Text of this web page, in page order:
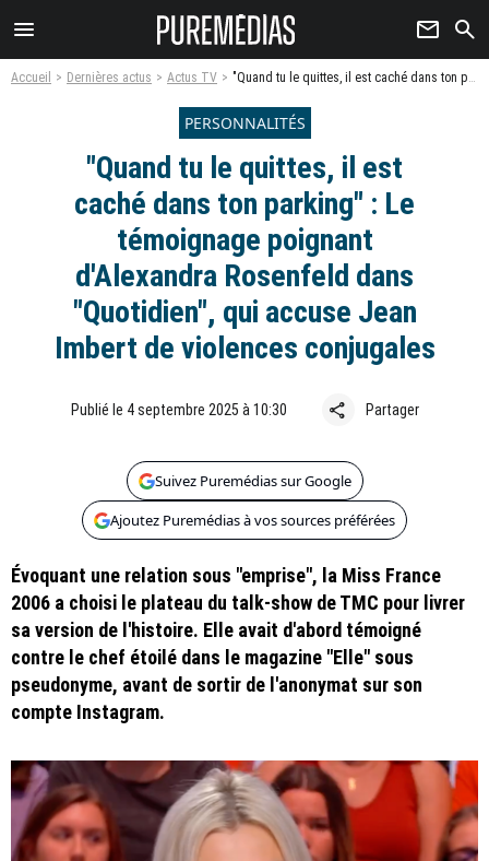
menu newsletter search
Accueil Dernières actus Actus TV "Quand tu le quittes, il est caché dans ton parking" : Le témoignage poignant d'Alexandra Rosenfeld dans "Quotidien", qui accuse Jean Imbert de violences conjugales
PERSONNALITÉS
"Quand tu le quittes, il est
caché dans ton parking" : Le
témoignage poignant
d'Alexandra Rosenfeld dans
"Quotidien", qui accuse Jean
Imbert de violences conjugales
Publié le 4 septembre 2025 à 10:30 share Partager
Suivez Puremédias sur Google
Ajoutez Puremédias à vos sources préférées
Évoquant une relation sous "emprise", la Miss France
2006 a choisi le plateau du talk-show de TMC pour livrer
sa version de l'histoire. Elle avait d'abord témoigné
contre le chef étoilé dans le magazine "Elle" sous
pseudonyme, avant de sortir de l'anonymat sur son
compte Instagram.